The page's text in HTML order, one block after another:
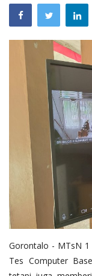
Layanan Publik
Whistleblowing
Tentang Kami
Gorontalo - MTsN 1
Tes Computer